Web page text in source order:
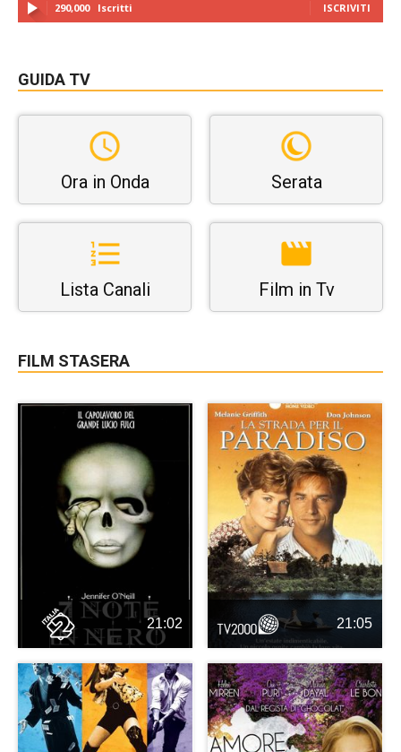
290,000 Iscritti ISCRIVITI
GUIDA TV
Ora in Onda Serata
Lista Canali Film in Tv
FILM STASERA
21:02 21:05